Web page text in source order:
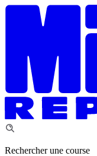
Rechercher une course